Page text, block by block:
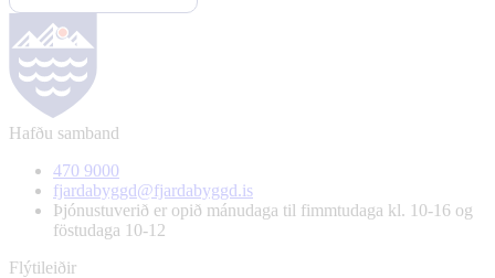
Hafðu samband
470 9000
fjardabyggd@fjardabyggd.is
Þjónustuverið er opið mánudaga til fimmtudaga kl. 10-16 og
föstudaga 10-12
Flýtileiðir